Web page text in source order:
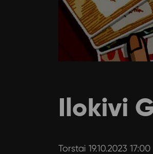
Ilokivi
Torstai 19.10.2023 17:00